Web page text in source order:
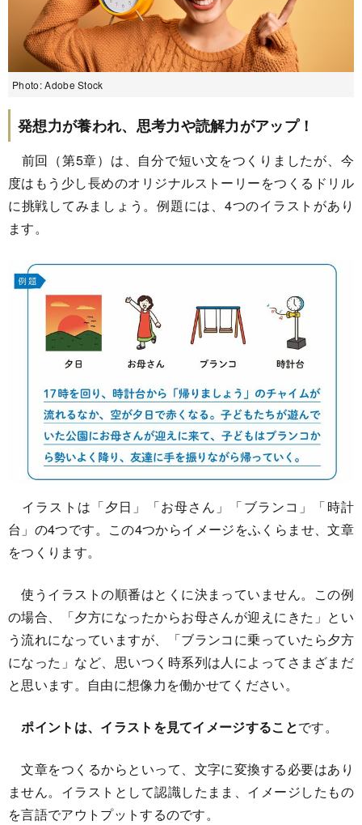
Photo: Adobe Stock
発想力が養われ、思考力や読解力がアップ！
前回（第5章）は、自分で短い文をつくりましたが、今
度はもう少し長めのオリジナルストーリーをつくるドリル
に挑戦してみましょう。例題には、4つのイラストがあり
ます。
イラストは「夕日」「お母さん」「ブランコ」「時計
台」の4つです。この4つからイメージをふくらませ、文章
をつくります。
使うイラストの順番はとくに決まっていません。この例
の場合、「夕方になったからお母さんが迎えにきた」とい
う流れになっていますが、「ブランコに乗っていたら夕方
になった」など、思いつく時系列は人によってさまざまだ
と思います。自由に想像力を働かせてください。
ポイントは、イラストを見てイメージすることです。
文章をつくるからといって、文字に変換する必要はあり
ません。イラストとして認識したまま、イメージしたもの
を言語でアウトプットするのです。